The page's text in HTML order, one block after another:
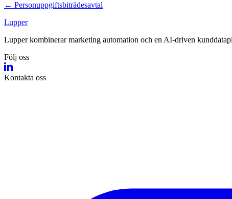
← Personuppgiftsbiträdesavtal
Lupper
Lupper kombinerar marketing automation och en AI‑driven
Följ oss
Kontakta oss